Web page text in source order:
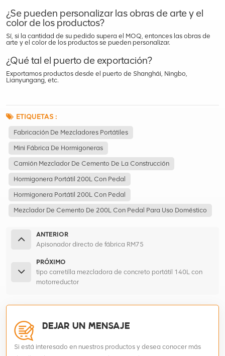
¿Se pueden personalizar las obras de arte y el
color de los productos?
Sí, si la cantidad de su pedido supera el MOQ, entonces las obras de
arte y el color de los productos se pueden personalizar.
¿Qué tal el puerto de exportación?
Exportamos productos desde el puerto de Shanghái, Ningbo,
Lianyungang, etc.
ETIQUETAS :
Fabricación De Mezcladores Portátiles
Mini Fábrica De Hormigoneras
Camión Mezclador De Cemento De La Construcción
Hormigonera Portátil 200L Con Pedal
Hormigonera Portátil 200L Con Pedal
Mezclador De Cemento De 200L Con Pedal Para Uso Doméstico
ANTERIOR
Apisonador directo de fábrica RM75
PRÓXIMO
tipo carretilla mezcladora de concreto portátil 140L con
motorreductor
DEJAR UN MENSAJE
Si está interesado en nuestros productos y desea conocer más